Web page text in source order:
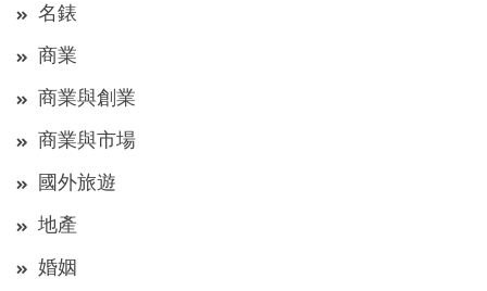
名錶
商業
商業與創業
商業與市場
國外旅遊
地產
婚姻